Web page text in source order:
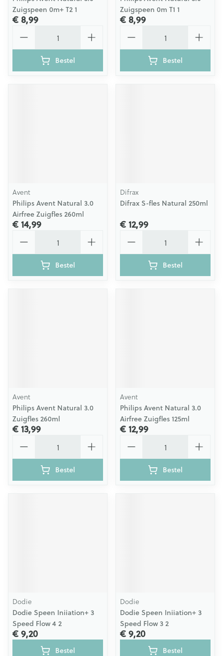
Zuigspeen 0m+ T2 1
€ 8,99
Bestel
Zuigspeen 0m T1 1
€ 8,99
Bestel
Avent
Philips Avent Natural 3.0
Airfree Zuigfles 260ml
€ 14,99
Bestel
Difrax
Difrax S-fles Natural 250ml
€ 12,99
Bestel
Avent
Philips Avent Natural 3.0
Zuigfles 260ml
€ 13,99
Bestel
Avent
Philips Avent Natural 3.0
Airfree Zuigfles 125ml
€ 12,99
Bestel
Dodie
Dodie Speen Iniiation+ 3
Speed Flow 4 2
€ 9,20
Bestel
Dodie
Dodie Speen Iniiation+ 3
Speed Flow 3 2
€ 9,20
Bestel